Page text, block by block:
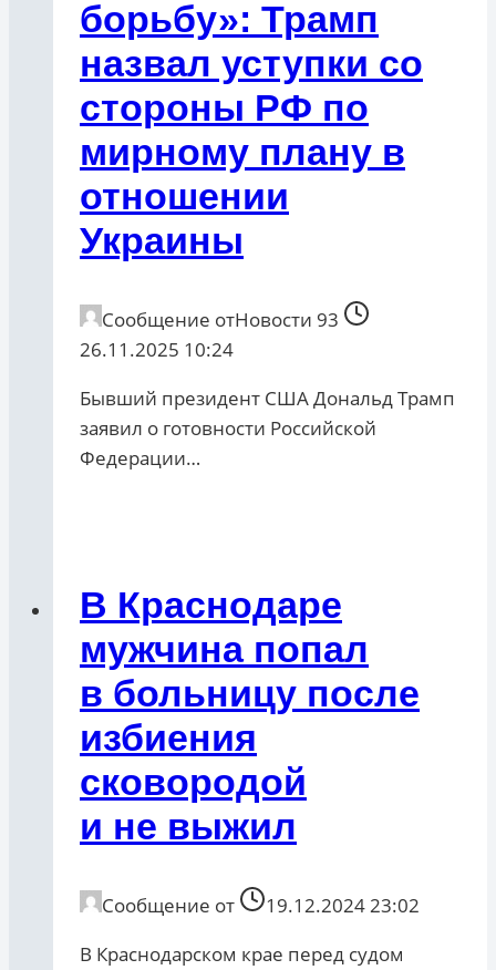
борьбу»: Трамп
назвал уступки со
стороны РФ по
мирному плану в
отношении
Украины
Сообщение отНовости 93
26.11.2025 10:24
Бывший президент США Дональд Трамп
заявил о готовности Российской
Федерации…
В Краснодаре
мужчина попал
в больницу после
избиения
сковородой
и не выжил
Сообщение от
19.12.2024 23:02
В Краснодарском крае перед судом